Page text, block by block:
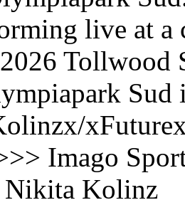
live at a
Tollwood
Imago
Nikita Kolinz